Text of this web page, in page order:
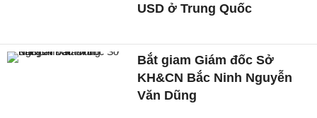
USD ở Trung Quốc
Bắt giam Giám đốc Sở
KH&CN Bắc Ninh Nguyễn
Văn Dũng